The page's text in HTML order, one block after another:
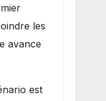
les
avance
est